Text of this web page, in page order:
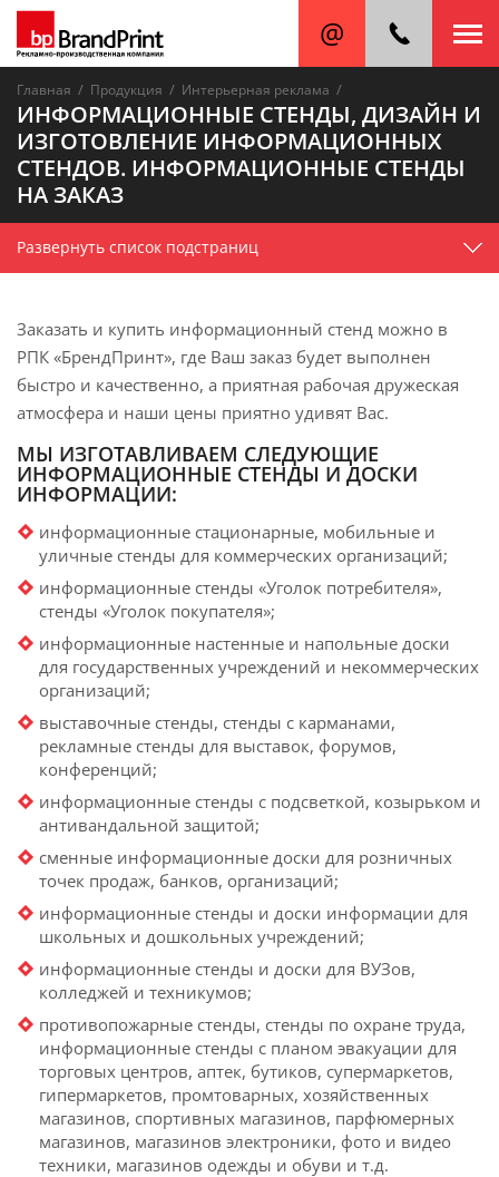
Главная / Продукция / Интерьерная реклама /
ИНФОРМАЦИОННЫЕ СТЕНДЫ, ДИЗАЙН И
ИЗГОТОВЛЕНИЕ ИНФОРМАЦИОННЫХ
СТЕНДОВ. ИНФОРМАЦИОННЫЕ СТЕНДЫ
НА ЗАКАЗ
Развернуть список подстраниц
Заказать и купить информационный стенд можно в
РПК «БрендПринт», где Ваш заказ будет выполнен
быстро и качественно, а приятная рабочая дружеская
атмосфера и наши цены приятно удивят Вас.
МЫ ИЗГОТАВЛИВАЕМ СЛЕДУЮЩИЕ
ИНФОРМАЦИОННЫЕ СТЕНДЫ И ДОСКИ
ИНФОРМАЦИИ:
информационные стационарные, мобильные и
уличные стенды для коммерческих организаций;
информационные стенды «Уголок потребителя»,
стенды «Уголок покупателя»;
информационные настенные и напольные доски
для государственных учреждений и некоммерческих
организаций;
выставочные стенды, стенды с карманами,
рекламные стенды для выставок, форумов,
конференций;
информационные стенды с подсветкой, козырьком и
антивандальной защитой;
сменные информационные доски для розничных
точек продаж, банков, организаций;
информационные стенды и доски информации для
школьных и дошкольных учреждений;
информационные стенды и доски для ВУЗов,
колледжей и техникумов;
противопожарные стенды, стенды по охране труда,
информационные стенды с планом эвакуации для
торговых центров, аптек, бутиков, супермаркетов,
гипермаркетов, промтоварных, хозяйственных
магазинов, спортивных магазинов, парфюмерных
магазинов, магазинов электроники, фото и видео
техники, магазинов одежды и обуви и т.д.